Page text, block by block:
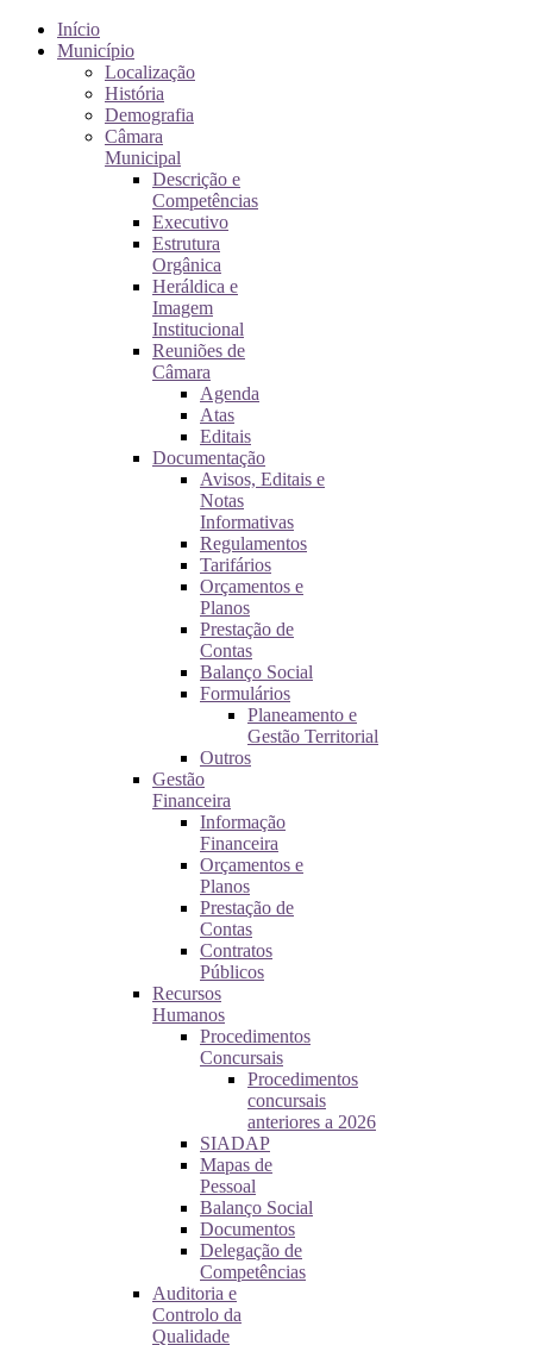
Início
Município
Localização
História
Demografia
Câmara
Municipal
Descrição e
Competências
Executivo
Estrutura
Orgânica
Heráldica e
Imagem
Institucional
Reuniões de
Câmara
Agenda
Atas
Editais
Documentação
Avisos, Editais e
Notas
Informativas
Regulamentos
Tarifários
Orçamentos e
Planos
Prestação de
Contas
Balanço Social
Formulários
Planeamento e
Gestão Territorial
Outros
Gestão
Financeira
Informação
Financeira
Orçamentos e
Planos
Prestação de
Contas
Contratos
Públicos
Recursos
Humanos
Procedimentos
Concursais
Procedimentos
concursais
anteriores a 2026
SIADAP
Mapas de
Pessoal
Balanço Social
Documentos
Delegação de
Competências
Auditoria e
Controlo da
Qualidade